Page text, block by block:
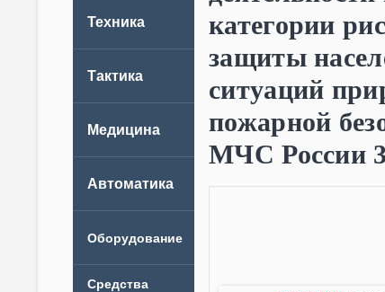
категории
защиты
ситуаций
пожарной
МЧС России